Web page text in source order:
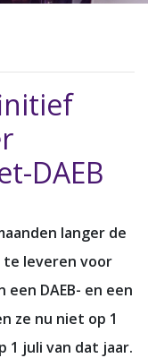
DAEB
langer de
leveren voor
DAEB- en een
ze nu niet op 1
1 juli van dat jaar.